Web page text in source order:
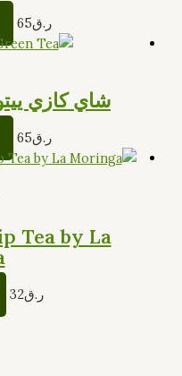
ر.ق65
شاي كازي
ر.ق65
Tea by La
ر.ق32